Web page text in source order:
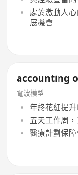
處於激動人
展機會
accounting
電波模型
年終花紅提
五天工作周
醫療計劃保